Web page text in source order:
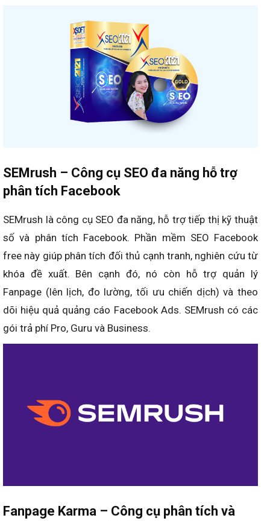
SEMrush – Công cụ SEO đa năng hỗ trợ
phân tích Facebook
SEMrush là công cụ SEO đa năng, hỗ trợ tiếp thị kỹ thuật
số và phân tích Facebook. Phần mềm SEO Facebook
free này giúp phân tích đối thủ cạnh tranh, nghiên cứu từ
khóa đề xuất. Bên cạnh đó, nó còn hỗ trợ quản lý
Fanpage (lên lịch, đo lường, tối ưu chiến dịch) và theo
dõi hiệu quả quảng cáo Facebook Ads. SEMrush có các
gói trả phí Pro, Guru và Business.
Fanpage Karma – Công cụ phân tích và